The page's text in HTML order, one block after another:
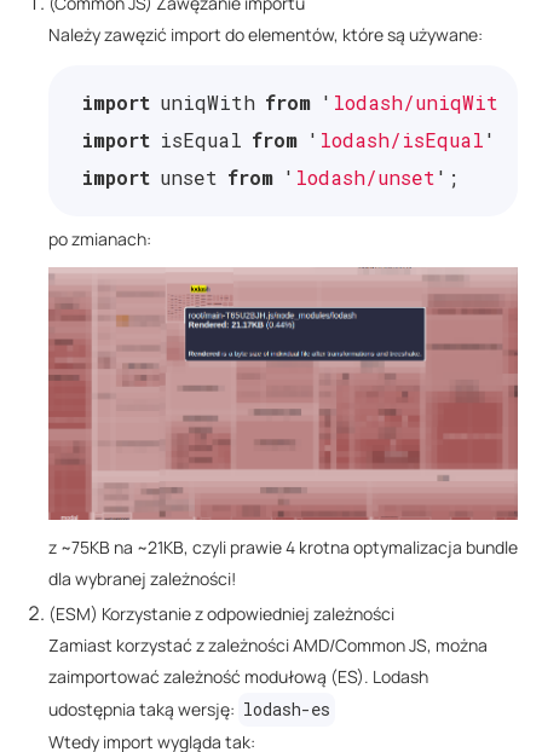
Należy zawęzić import do elementów, które są używane:
import uniqWith from ' lodash/uniqWith
import isEqual from ' lodash/isEqual'
import unset from ' lodash/unset ' ;
po zmianach:
z ~75KB na ~21KB, czyli prawie 4 krotna optymalizacja bundle
dla wybranej zależności!
(ESM) Korzystanie z odpowiedniej zależności
Zamiast korzystać z zależności AMD/Common JS, można
zaimportować zależność modułową (ES). Lodash
udostępnia taką wersję: lodash-es
Wtedy import wygląda tak: